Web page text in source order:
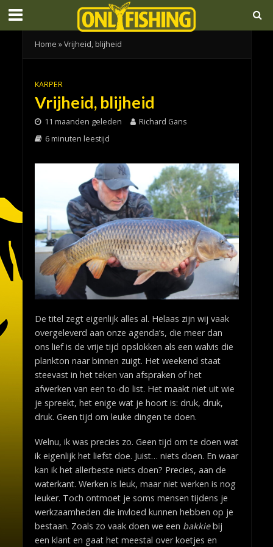
Home »Vrijheid, blijheid
KARPER
Vrijheid, blijheid
11 maanden geleden
Richard Gans
6 minuten leestijd
De titel zegt eigenlijk alles al. Helaas zijn wij vaak
overgeleverd aan onze agenda’s, die meer dan
ons lief is de vrije tijd opslokken als een walvis die
plankton naar binnen zuigt. Het weekend staat
steevast in het teken van afspraken of het
afwerken van een to-do list. Het maakt niet uit wie
je spreekt, het enige wat je hoort is: druk, druk,
druk. Geen tijd om leuke dingen te doen.
Welnu, ik was precies zo. Geen tijd om te doen wat
ik eigenlijk het liefst doe. Juist… niets doen. En waar
kan ik het allerbeste niets doen? Precies, aan de
waterkant. Werken is leuk, maar niet werken is nog
leuker. Toch ontmoet je soms mensen tijdens je
werkzaamheden die invloed kunnen hebben op je
bestaan. Zoals zo vaak doen we een bakkiebij
een klant en gaat het meestal over koetjes en